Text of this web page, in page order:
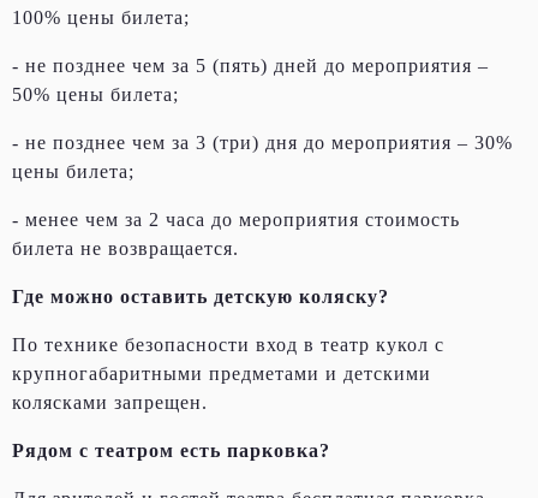
100% цены билета;
- не позднее чем за 5 (пять) дней до мероприятия –
50% цены билета;
- не позднее чем за 3 (три) дня до мероприятия – 30%
цены билета;
- менее чем за 2 часа до мероприятия стоимость
билета не возвращается.
Где можно оставить детскую коляску?
По технике безопасности вход в театр кукол с
крупногабаритными предметами и детскими
колясками запрещен.
Рядом с театром есть парковка?